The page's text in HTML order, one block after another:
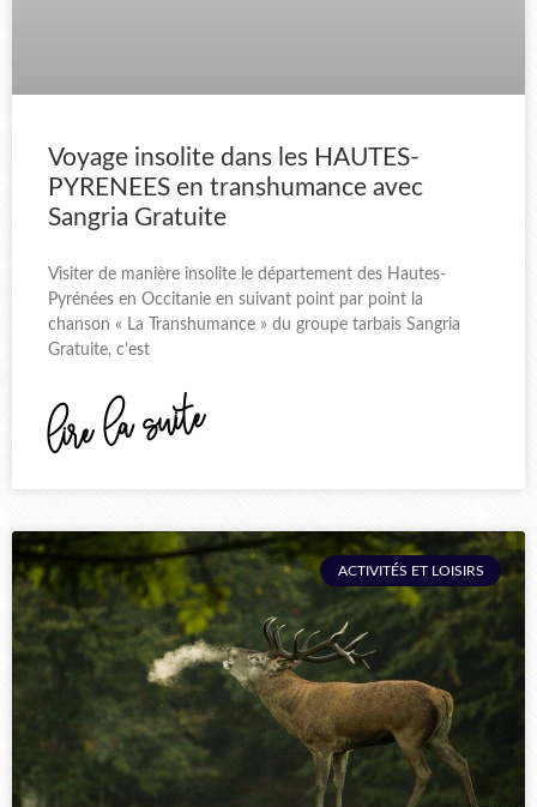
Voyage insolite dans les HAUTES-
PYRENEES en transhumance avec
Sangria Gratuite
Visiter de manière insolite le département des Hautes-
Pyrénées en Occitanie en suivant point par point la
chanson « La Transhumance » du groupe tarbais Sangria
Gratuite, c’est
lire la suite
ACTIVITÉS ET LOISIRS